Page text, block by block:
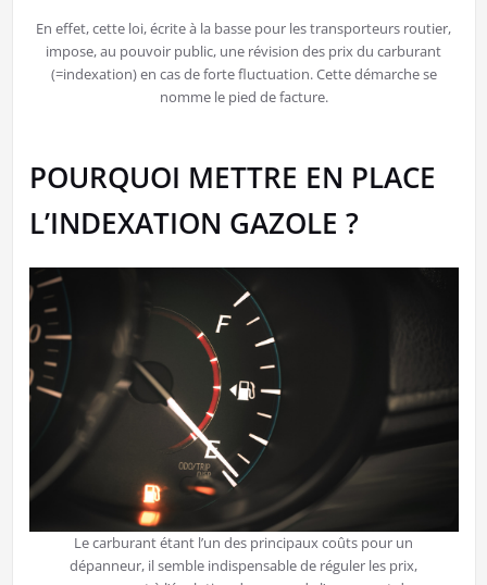
En effet, cette loi, écrite à la basse pour les transporteurs routier,
impose, au pouvoir public, une révision des prix du carburant
(=indexation) en cas de forte fluctuation. Cette démarche se
nomme le pied de facture.
POURQUOI METTRE EN PLACE
L’INDEXATION GAZOLE ?
Le carburant étant l’un des principaux coûts pour un
dépanneur, il semble indispensable de réguler les prix,